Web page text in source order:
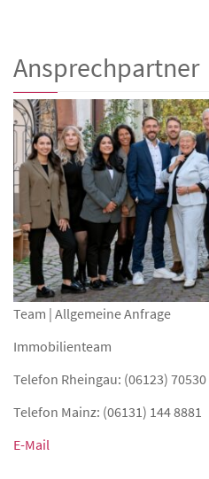
Ansprechpartner
Team | Allgemeine Anfrage
Immobilienteam
Telefon Rheingau: (06123) 70530
Telefon Mainz: (06131) 144 8881
E-Mail